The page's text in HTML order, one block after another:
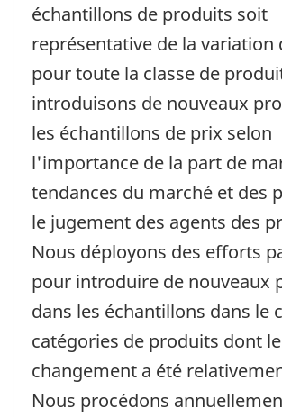
échantillons de produits soit
représentative de la variation
pour toute la classe de
introduisons de nouveaux
les échantillons de prix selon
l'importance de la part de
tendances du marché et des
le jugement des agents des
Nous déployons des efforts
pour introduire de nouveaux
dans les échantillons dans le
catégories de produits dont
changement a été
Nous procédons